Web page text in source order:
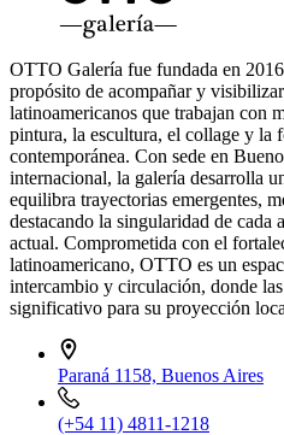
OTTO Galería fue fundada en
propósito de acompañar y
latinoamericanos que trabajan con
pintura, la escultura, el collage y la
contemporánea. Con sede en
internacional, la galería desarrolla
equilibra trayectorias emergentes,
destacando la singularidad de cada
actual. Comprometida con el
latinoamericano, OTTO es un
intercambio y circulación, donde
significativo para su proyección
Paraná 1158, Buenos Aires
(+54 11) 4811-1218